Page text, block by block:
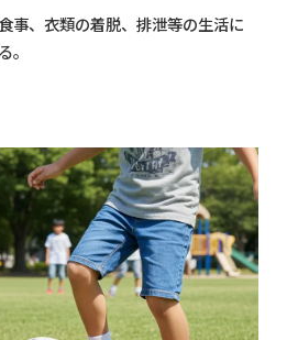
事、衣類の着脱、排泄等の生活に
。